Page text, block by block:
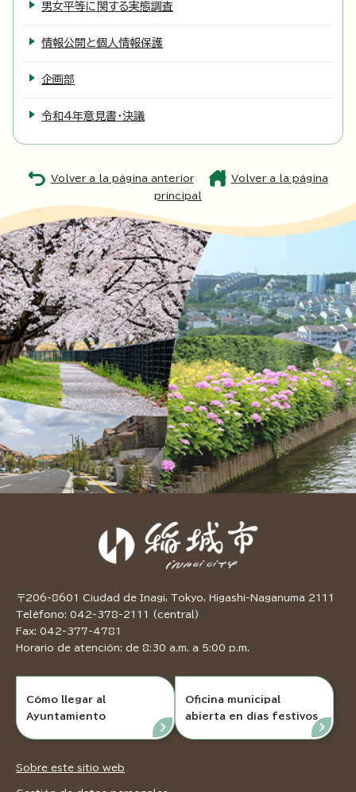
男女平等に関する実態調査
情報公開と個人情報保護
企画部
令和4年意見書・決議
Volver a la página anterior
Volver a la página
principal
〒206-8601 Ciudad de Inagi, Tokyo, Higashi-Naganuma 2111
Teléfono: 042-378-2111 (central)
Fax: 042-377-4781
Horario de atención: de 8:30 a.m. a 5:00 p.m.
Cómo llegar al
Ayuntamiento
Oficina municipal
abierta en días festivos
Sobre este sitio web